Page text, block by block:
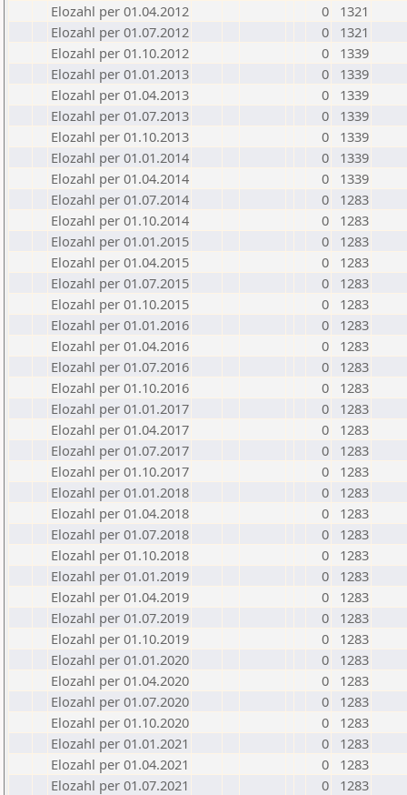
Elozahl per 01.04.2012
0
1321
Elozahl per 01.07.2012
0
1321
Elozahl per 01.10.2012
0
1339
Elozahl per 01.01.2013
0
1339
Elozahl per 01.04.2013
0
1339
Elozahl per 01.07.2013
0
1339
Elozahl per 01.10.2013
0
1339
Elozahl per 01.01.2014
0
1339
Elozahl per 01.04.2014
0
1339
Elozahl per 01.07.2014
0
1283
Elozahl per 01.10.2014
0
1283
Elozahl per 01.01.2015
0
1283
Elozahl per 01.04.2015
0
1283
Elozahl per 01.07.2015
0
1283
Elozahl per 01.10.2015
0
1283
Elozahl per 01.01.2016
0
1283
Elozahl per 01.04.2016
0
1283
Elozahl per 01.07.2016
0
1283
Elozahl per 01.10.2016
0
1283
Elozahl per 01.01.2017
0
1283
Elozahl per 01.04.2017
0
1283
Elozahl per 01.07.2017
0
1283
Elozahl per 01.10.2017
0
1283
Elozahl per 01.01.2018
0
1283
Elozahl per 01.04.2018
0
1283
Elozahl per 01.07.2018
0
1283
Elozahl per 01.10.2018
0
1283
Elozahl per 01.01.2019
0
1283
Elozahl per 01.04.2019
0
1283
Elozahl per 01.07.2019
0
1283
Elozahl per 01.10.2019
0
1283
Elozahl per 01.01.2020
0
1283
Elozahl per 01.04.2020
0
1283
Elozahl per 01.07.2020
0
1283
Elozahl per 01.10.2020
0
1283
Elozahl per 01.01.2021
0
1283
Elozahl per 01.04.2021
0
1283
Elozahl per 01.07.2021
0
1283